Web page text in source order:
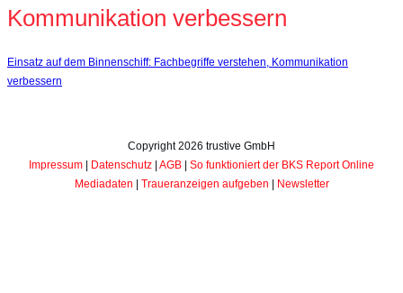
Kommunikation verbessern
Einsatz auf dem Binnenschiff: Fachbegriffe verstehen, Kommunikation
verbessern
Copyright2026 trustive GmbH
Impressum | Datenschutz | AGB | So funktioniert der BKS Report Online
Mediadaten | Traueranzeigen aufgeben | Newsletter